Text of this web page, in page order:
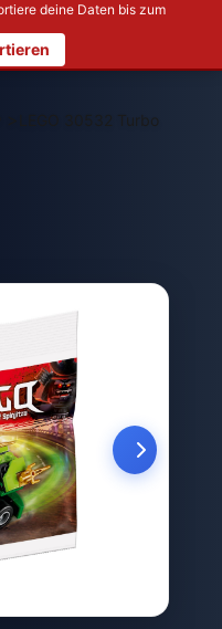
deine Daten bis zum
LEGO 30532 Turbo